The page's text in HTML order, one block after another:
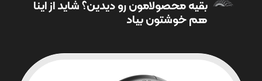
بقیه محصولامون رو دیدین؟ شاید از اینا
هم خوشتون بیاد